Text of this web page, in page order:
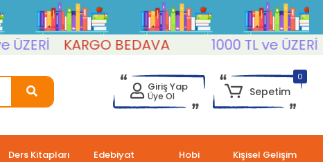
KARGO BEDAVA 1000 TL ve ÜZERİ
Giriş Yap
Üye Ol
0
Sepetim
Ders Kitapları Edebiyat Hobi Kişisel Gelişim